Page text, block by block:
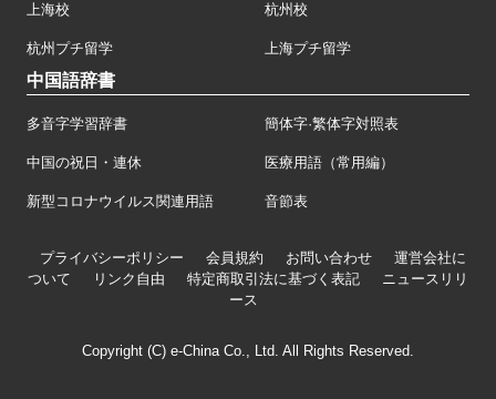
上海校 杭州校
杭州プチ留学 上海プチ留学
中国語辞書
多音字学習辞書 簡体字·繁体字対照表
中国の祝日・連休 医療用語（常用編）
新型コロナウイルス関連用語 音節表
プライバシーポリシー 会員規約 お問い合わせ
運営会社に
ついて
リンク自由 特定商取引法に基づく表記
ニュースリリ
ース
Copyright (C) e-China Co., Ltd. All Rights Reserved.